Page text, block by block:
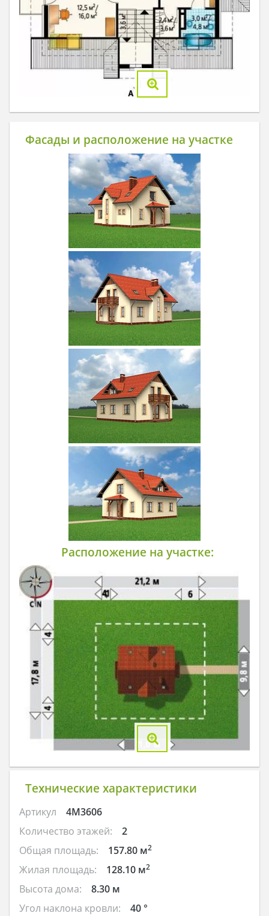
Фасады и расположение на участке
Расположение на участке:
Технические характеристики
Артикул
4M3606
Количество этажей:
2
Общая площадь:
157.80 м2
Жилая площадь: 128.10 м2
Высота дома:
8.30 м
Угол наклона кровли:
40 °